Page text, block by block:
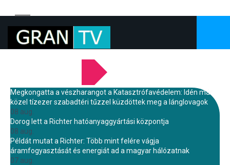
Megkongatta a vészharangot a Katasztrófavédelem: Idén már
közel tízezer szabadtéri tűzzel küzdöttek meg a lánglovagok
08 aug.
Dorog lett a Richter hatóanyaggyártási központja
08 aug.
Példát mutat a Richter: Több mint felére vágja
áramfogyasztását és energiát ad a magyar hálózatnak
07 aug.